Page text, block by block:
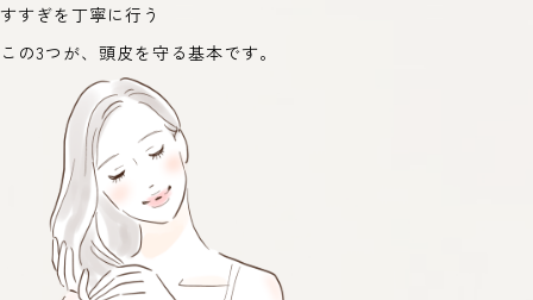
すすぎを丁寧に行う
この3つが、頭皮を守る基本です。